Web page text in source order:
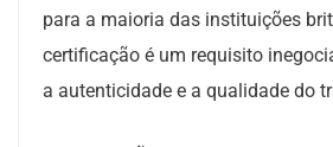
para a maioria das instituições
certificação é um requisito
a autenticidade e a qualidade do